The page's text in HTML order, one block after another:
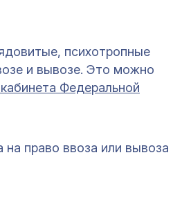
психотропные
и вывозе. Это можно
Федеральной
право ввоза или вывоза